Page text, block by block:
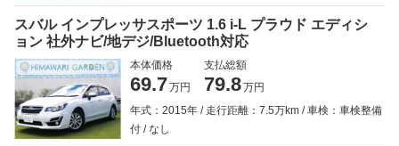
スバル インプレッサスポーツ 1.6 i-L プラウド エディシ
ョン 社外ナビ/地デジ/Bluetooth対応
本体価格
69.7万円
支払総額
79.8万円
年式：2015年
走行距離：7.5万km
車検：車検整備
付
なし